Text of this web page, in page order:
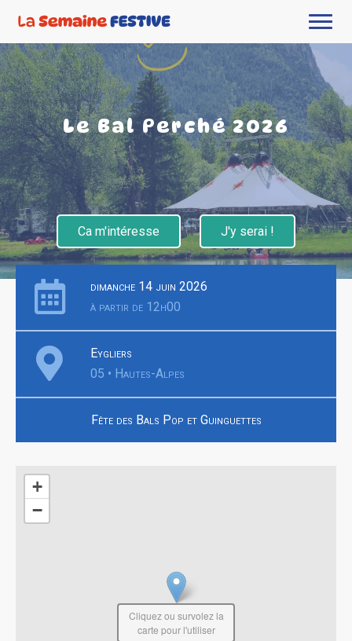
Le Bal Perché 2026
Ca m'intéresse J'y serai !
dimanche 14 juin 2026
à partir de 12h00
Eygliers
05 • Hautes-Alpes
Fête des Bals Pop et Guinguettes
+
−
Cliquez ou survolez la
carte pour l'utiliser